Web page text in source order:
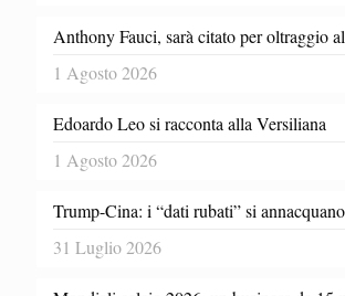
Anthony Fauci, sarà citato per oltraggio
1 Agosto 2026
Edoardo Leo si racconta alla Versiliana
1 Agosto 2026
Trump-Cina: i “dati rubati” si
31 Luglio 2026